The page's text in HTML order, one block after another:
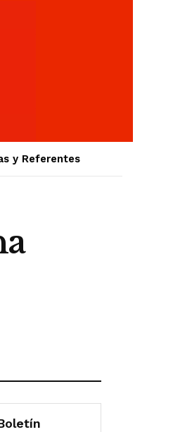
y Referentes